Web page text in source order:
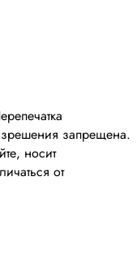
запрещена.
носит
от